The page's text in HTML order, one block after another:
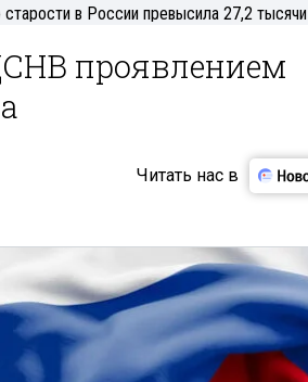
в России превысила 27,2 тысячи
проявлением
Читать нас в